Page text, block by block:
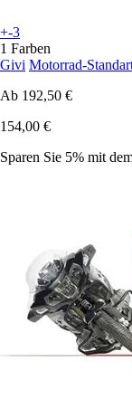
+-3
1 Farben
Givi Motorrad-
Ab 192,50 €
154,00 €
Sparen Sie 5% mit